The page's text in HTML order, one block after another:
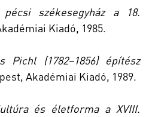
székesegyház a 18.
Kiadó, 1985.
Pichl (1782–1856) építész
Akadémiai Kiadó, 1989.
és életforma a XVIII.